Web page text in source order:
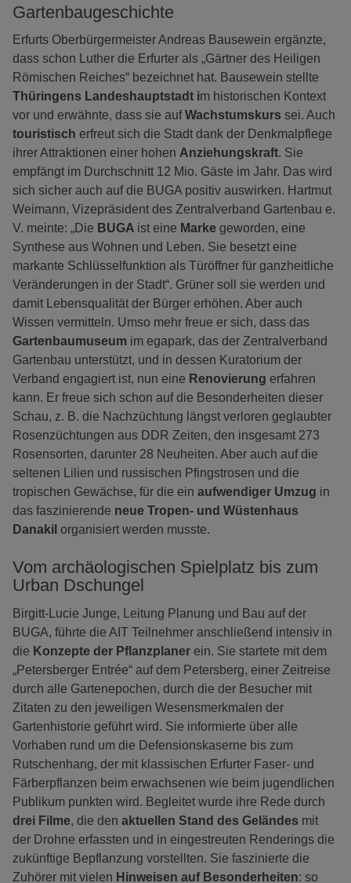
Gartenbaugeschichte
Erfurts Oberbürgermeister Andreas Bausewein ergänzte,
dass schon Luther die Erfurter als „Gärtner des Heiligen
Römischen Reiches“ bezeichnet hat. Bausewein stellte
Thüringens Landeshauptstadt im historischen Kontext
vor und erwähnte, dass sie aufWachstumskurs sei. Auch
touristisch erfreut sich die Stadt dank der Denkmalpflege
ihrer Attraktionen einer hohen Anziehungskraft. Sie
empfängt im Durchschnitt 12 Mio. Gäste im Jahr. Das wird
sich sicher auch auf die BUGA positiv auswirken. Hartmut
Weimann, Vizepräsident des Zentralverband Gartenbau e.
V. meinte: „Die BUGA ist eine Marke geworden, eine
Synthese aus Wohnen und Leben. Sie besetzt eine
markante Schlüsselfunktion als Türöffner für ganzheitliche
Veränderungen in der Stadt“. Grüner soll sie werden und
damit Lebensqualität der Bürger erhöhen. Aber auch
Wissen vermitteln. Umso mehr freue er sich, dass das
Gartenbaumuseum im egapark, das der Zentralverband
Gartenbau unterstützt, und in dessen Kuratorium der
Verband engagiert ist, nun eine Renovierung erfahren
kann. Er freue sich schon auf die Besonderheiten dieser
Schau, z. B. die Nachzüchtung längst verloren geglaubter
Rosenzüchtungen aus DDR Zeiten, den insgesamt 273
Rosensorten, darunter 28 Neuheiten. Aber auch auf die
seltenen Lilien und russischen Pfingstrosen und die
tropischen Gewächse, für die ein aufwendiger Umzug in
das faszinierende neue Tropen- und Wüstenhaus
Danakil organisiert werden musste.
Vom archäologischen Spielplatz bis zum
Urban Dschungel
Birgitt-Lucie Junge, Leitung Planung und Bau auf der
BUGA, führte die AIT Teilnehmer anschließend intensiv in
die Konzepte der Pflanzplaner ein. Sie startete mit dem
„Petersberger Entrée“ auf dem Petersberg, einer Zeitreise
durch alle Gartenepochen, durch die der Besucher mit
Zitaten zu den jeweiligen Wesensmerkmalen der
Gartenhistorie geführt wird. Sie informierte über alle
Vorhaben rund um die Defensionskaserne bis zum
Rutschenhang, der mit klassischen Erfurter Faser- und
Färberpflanzen beim erwachsenen wie beim jugendlichen
Publikum punkten wird. Begleitet wurde ihre Rede durch
drei Filme, die den aktuellen Stand des Geländes mit
der Drohne erfassten und in eingestreuten Renderings die
zukünftige Bepflanzung vorstellten. Sie faszinierte die
Zuhörer mit vielen Hinweisen auf Besonderheiten: so